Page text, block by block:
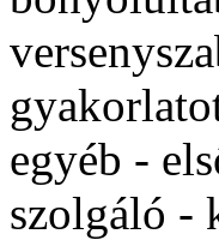
egyéb -
szolgáló -